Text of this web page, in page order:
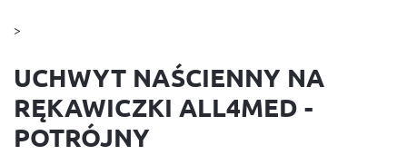
>
UCHWYT NAŚCIENNY NA
RĘKAWICZKI ALL4MED -
POTRÓJNY